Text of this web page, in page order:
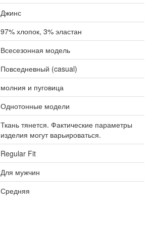
Джинс
97% хлопок, 3% эластан
Всесезонная модель
Повседневный (casual)
молния и пуговица
Однотонные модели
Ткань тянется. Фактические параметры
изделия могут варьироваться.
Regular Fit
Для мужчин
Средняя